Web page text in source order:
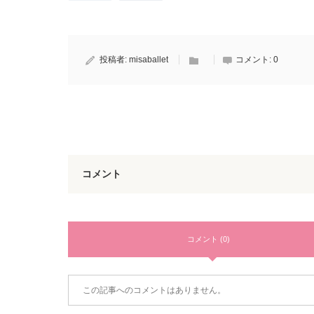
投稿者: misaballet コメント: 0
コメント
コメント (0)
この記事へのコメントはありません。